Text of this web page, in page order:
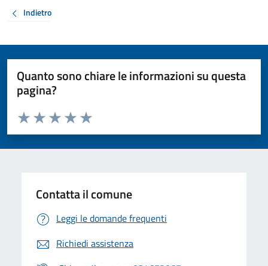
Indietro
Quanto sono chiare le informazioni su questa
pagina?
Valuta da 1 a 5 stelle la pagina
Valuta 5 stelle su 5
Valuta 4 stelle su 5
Valuta 3 stelle su 5
Valuta 2 stelle su 5
Valuta 1 stelle su 5
Contatta il comune
Leggi le domande frequenti
Richiedi assistenza